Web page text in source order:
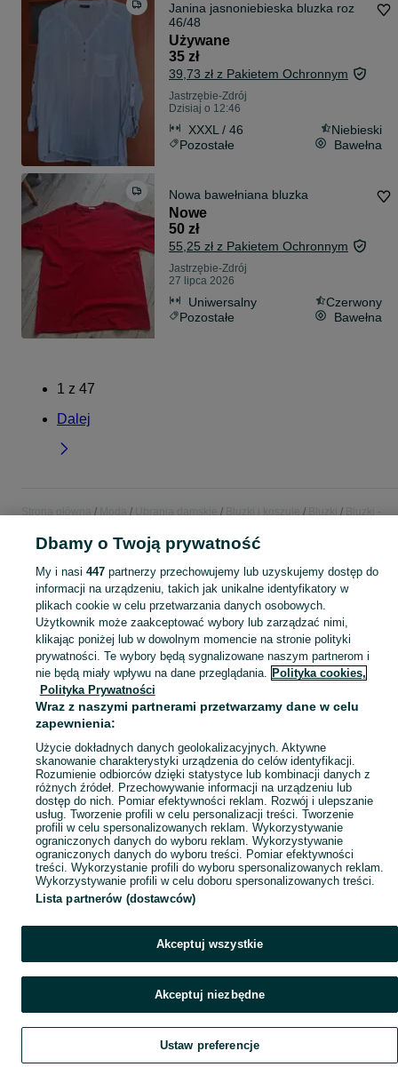
Janina jasnoniebieska bluzka roz
46/48
Używane
35 zł
39,73 zł z Pakietem Ochronnym
Jastrzębie-Zdrój
Dzisiaj o 12:46
XXXL / 46
Niebieski
Pozostałe
Bawełna
Nowa bawełniana bluzka
Nowe
50 zł
55,25 zł z Pakietem Ochronnym
Jastrzębie-Zdrój
27 lipca 2026
Uniwersalny
Czerwony
Pozostałe
Bawełna
1 z 47
Dalej
Strona główna Moda Ubrania damskie Bluzki i koszule Bluzki
Bluzki -
KATEGORIA
Szeroki wybór bluzek damskich Jastrzębie-Zdrój ▶️ Różne materiały i kolory ✅ Nowe i używane w atrakcyjnych cenach ✌ Sprawdź oferty na OLX.pl! Zobacz
Mapa kategorii
Mapa miejscowości
Mapa ministron
Szukaj Obserwujesz Dodaj
Dbamy o Twoją prywatność
My i nasi 447partnerzy przechowujemy lub uzyskujemy dostęp do
informacji na urządzeniu, takich jak unikalne identyfikatory w
plikach cookie w celu przetwarzania danych osobowych.
Użytkownik może zaakceptować wybory lub zarządzać nimi,
klikając poniżej lub w dowolnym momencie na stronie polityki
prywatności. Te wybory będą sygnalizowane naszym partnerom i
nie będą miały wpływu na dane przeglądania. Polityka cookies,
Polityka Prywatności
Wraz z naszymi partnerami przetwarzamy dane w celu
zapewnienia:
Użycie dokładnych danych geolokalizacyjnych. Aktywne
skanowanie charakterystyki urządzenia do celów identyfikacji.
Rozumienie odbiorców dzięki statystyce lub kombinacji danych z
różnych źródeł. Przechowywanie informacji na urządzeniu lub
dostęp do nich. Pomiar efektywności reklam. Rozwój i ulepszanie
usług. Tworzenie profili w celu personalizacji treści. Tworzenie
profili w celu spersonalizowanych reklam. Wykorzystywanie
ograniczonych danych do wyboru reklam. Wykorzystywanie
ograniczonych danych do wyboru treści. Pomiar efektywności
treści. Wykorzystanie profili do wyboru spersonalizowanych reklam.
Wykorzystywanie profili w celu doboru spersonalizowanych treści.
Lista partnerów (dostawców)
Akceptuj wszystkie
Akceptuj niezbędne
Ustaw preferencje